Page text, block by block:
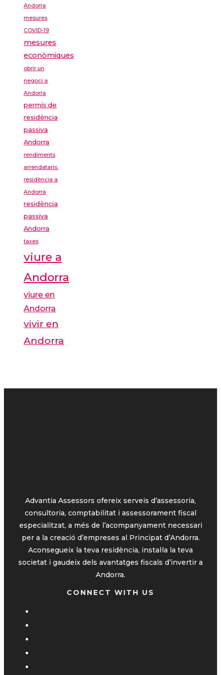
Andorra
mesures
COVID-19
mesures
econòmiques
obrir un
negoci a
Andorra
permís de
residència
passiva
Andorra
rendiments
arrendataris.
residència a
Andorra
residència
passiva
Andorra
taxes
viure a
Andorra
viure en
Andorra
vivir en
Andorra
Advantia Assessors ofereix serveis d’assessoria,
consultoria, comptabilitat i assessorament fiscal
especialitzat, a més de l’acompanyament necessari
per a la creació d’empreses al Principat d’Andorra.
Aconsegueix la teva residència, instal·la la teva
societat i gaudeix dels avantatges fiscals d’invertir a
Andorra.
CONNECT WITH US